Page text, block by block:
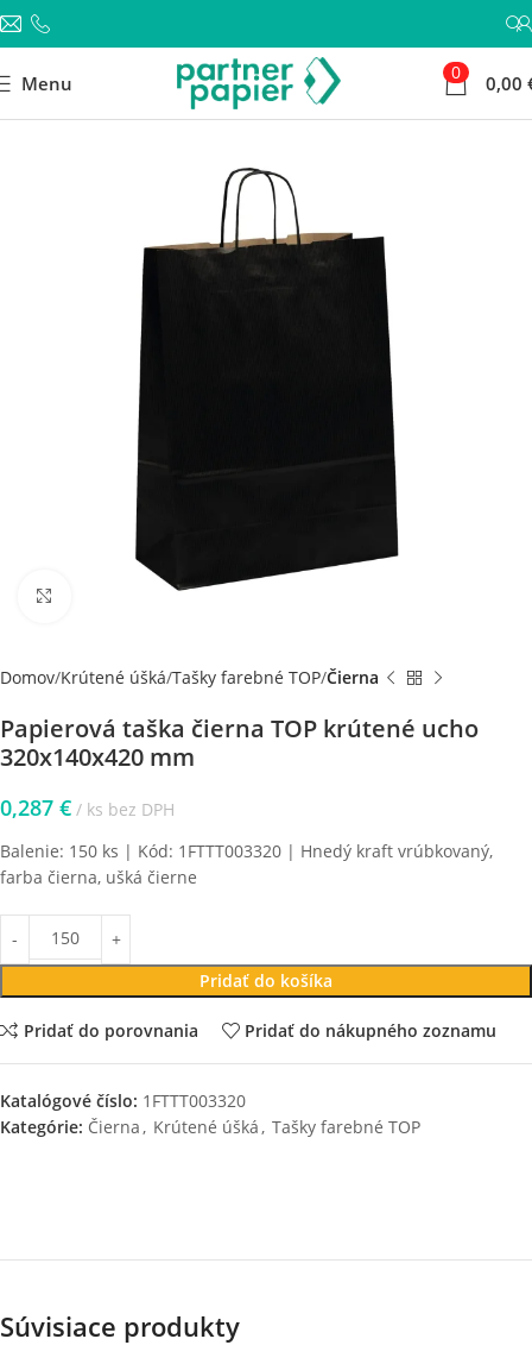
Menu 0 0,00
Klikni pre zväčšenie
Domov Krútené úšká Tašky farebné TOP Čierna
Papierová taška čierna TOP krútené ucho
320x140x420 mm
0,287 €
ks bez DPH
Balenie: 150 ks | Kód: 1FTTT003320 | Hnedý kraft vrúbkovaný,
farba čierna, ušká čierne
Pridať do košíka
Pridať do porovnania Pridať do nákupného zoznamu
Katalógové číslo: 1FTTT003320
Kategórie: Čierna, Krútené úšká, Tašky farebné TOP
Súvisiace produkty